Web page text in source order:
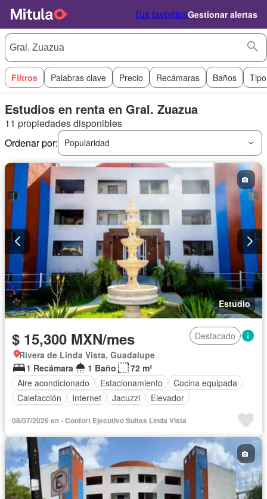
Tus favoritosGestionar alertas
Filtros Palabras clave Precio Recámaras Baños
Estudios en renta en Gral. Zuazua
11 propiedades disponibles
Ordenar por:
Popularidad
Estudio
$ 15,300 MXN/mes
Destacado
Rivera de Linda Vista, Guadalupe
1 Recámara
1 Baño
72 m²
Aire acondicionado
Estacionamiento
Cocina equipada
Calefacción
Internet Jacuzzi
Elevador
Completamente amueblado
08/07/2026 en - Confort Ejecutivo Suites Linda Vista